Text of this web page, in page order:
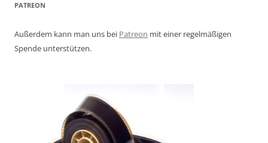
PATREON
Außerdem kann man uns bei Patreon mit einer regelmäßigen
Spende unterstützen.